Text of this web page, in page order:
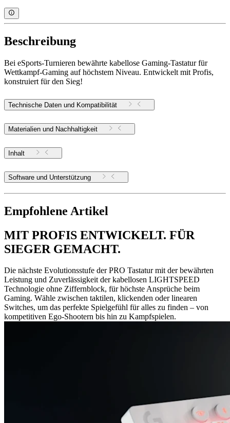
Beschreibung
Bei eSports-Turnieren bewährte kabellose Gaming-Tastatur für
Wettkampf-Gaming auf höchstem Niveau. Entwickelt mit Profis,
konstruiert für den Sieg!
Technische Daten und Kompatibilität
Materialien und Nachhaltigkeit
Inhalt
Software und Unterstützung
Empfohlene Artikel
MIT PROFIS ENTWICKELT. FÜR
SIEGER GEMACHT.
Die nächste Evolutionsstufe der PRO Tastatur mit der bewährten
Leistung und Zuverlässigkeit der kabellosen LIGHTSPEED
Technologie ohne Ziffernblock, für höchste Ansprüche beim
Gaming. Wähle zwischen taktilen, klickenden oder linearen
Switches, um das perfekte Spielgefühl für alles zu finden – von
kompetitiven Ego-Shootern bis hin zu Kampfspielen.